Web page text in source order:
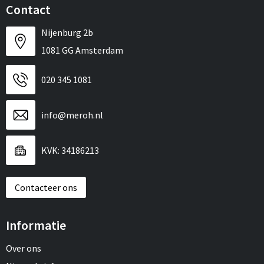
Contact
Nijenburg 2b
1081 GG Amsterdam
020 345 1081
info@meroh.nl
KVK: 34186213
Contacteer ons
Informatie
Over ons